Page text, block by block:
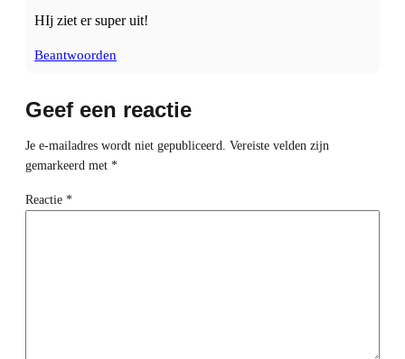
HIj ziet er super uit!
Beantwoorden
Geef een reactie
Je e-mailadres wordt niet gepubliceerd. Vereiste velden zijn
gemarkeerd met *
Reactie *